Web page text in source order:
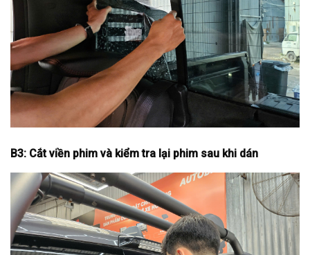
B3: Cắt viền phim và kiểm tra lại phim sau khi dán